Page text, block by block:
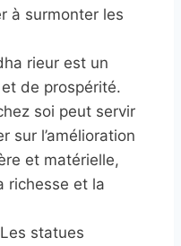
à surmonter les
rieur est un
de prospérité.
soi peut servir
sur l’amélioration
et matérielle,
richesse et la
statues